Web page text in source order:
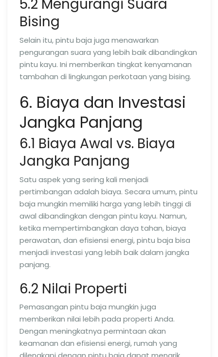
5.2 Mengurangi Suara
Bising
Selain itu, pintu baja juga menawarkan
pengurangan suara yang lebih baik dibandingkan
pintu kayu. Ini memberikan tingkat kenyamanan
tambahan di lingkungan perkotaan yang bising.
6. Biaya dan Investasi
Jangka Panjang
6.1 Biaya Awal vs. Biaya
Jangka Panjang
Satu aspek yang sering kali menjadi
pertimbangan adalah biaya. Secara umum, pintu
baja mungkin memiliki harga yang lebih tinggi di
awal dibandingkan dengan pintu kayu. Namun,
ketika mempertimbangkan daya tahan, biaya
perawatan, dan efisiensi energi, pintu baja bisa
menjadi investasi yang lebih baik dalam jangka
panjang.
6.2 Nilai Properti
Pemasangan pintu baja mungkin juga
memberikan nilai lebih pada properti Anda.
Dengan meningkatnya permintaan akan
keamanan dan efisiensi energi, rumah yang